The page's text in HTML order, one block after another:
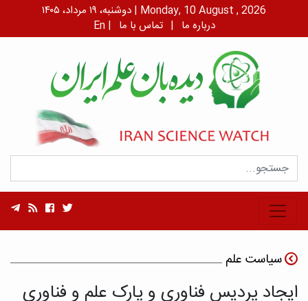
دوشنبه، ۱۹ مرداد، ۱۴۰۵ | Monday, 10 August , 2026
En | درباره ما | تماس با ما
سیاست علم
ایجاد پردیس فناوری و پارک علم و فناوری